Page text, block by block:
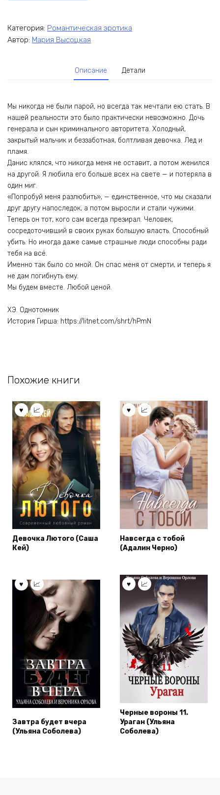
Категория: Романтическая эротика
Автор: Мария Высоцкая
Описание Детали
Мы никогда не были парой, но всегда так мечтали ею стать. В
нашей реальности это было практически невозможно. Дочь
генерала и сын криминального авторитета. Холодный,
закрытый мальчик и беззаботная, болтливая девочка. Лед и
пламя.
Данис клялся, что никогда меня не оставит, а потом женился
на другой. Я любила его больше всех на свете — и потеряла в
один миг.
«Попробуй меня разлюбить», — единственное, что мы сказали
друг другу напоследок, а потом выросли и стали чужими.
Теперь он тот, кого сам всегда презирал. Человек,
сосредоточивший в своих руках большую власть. Способный
убить. Но иногда даже самые страшные люди способны ради
тебя на всё.
Именно так было со мной. Он спас меня от смерти, и теперь я
не дам погибнуть ему.
Мы будем вместе. Любой ценой.
ХЭ. Однотомник
История Гирша: https://litnet.com/shrt/hPmN
Похожие книги
Девочка Лютого (Саша
Кей)
Навсегда с тобой
(Адалин Черно)
Завтра будет вчера
(Ульяна Соболева)
Черные вороны 11.
Ураган (Ульяна
Соболева)